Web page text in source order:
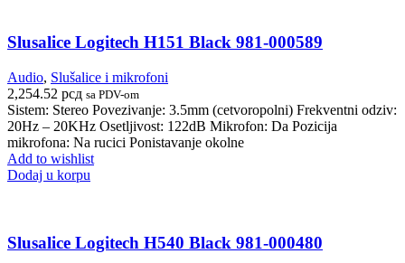
Slusalice Logitech H151 Black 981-000589
Audio, Slušalice i mikrofoni
2,254.52 рсд sa PDV-om
Sistem: Stereo Povezivanje: 3.5mm (cetvoropolni) Frekventni odziv:
20Hz – 20KHz Osetljivost: 122dB Mikrofon: Da Pozicija
mikrofona: Na rucici Ponistavanje okolne
Add to wishlist
Dodaj u korpu
Slusalice Logitech H540 Black 981-000480